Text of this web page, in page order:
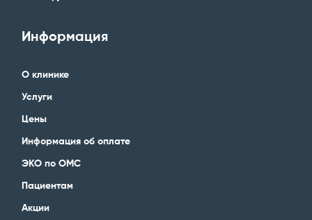
Информация
О клинике
Услуги
Цены
Информация об оплате
ЭКО по ОМС
Пациентам
Акции